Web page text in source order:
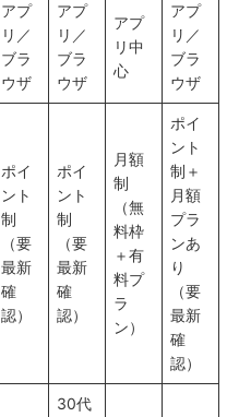
アプ
リ／
ブラ
ウザ
アプ
リ／
ブラ
ウザ
アプ
リ中
心
アプ
リ／
ブラ
ウザ
ポイ
ント
制
（要
最新
確
認）
ポイ
ント
制
（要
最新
確
認）
月額
制
（無
料枠
＋有
料プ
ラ
ン）
ポイ
ント
制＋
月額
プラ
ンあ
り
（要
最新
確
認）
30代